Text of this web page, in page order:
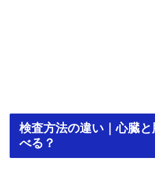
検査方法の違い｜心臓
べる？